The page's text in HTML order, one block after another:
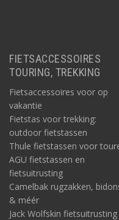
FIETSACCESSOIRES
TOURING, TREKKING
Fietsaccessoires voor op
vakantie
Fietstas voor trekking:
outdoor fietstassen
Thule fietstassen voor
AGU fietstassen en
fietsuitrusting
Camelbak rugzakken,
& méér
Jack Wolfskin fietsuitrusting